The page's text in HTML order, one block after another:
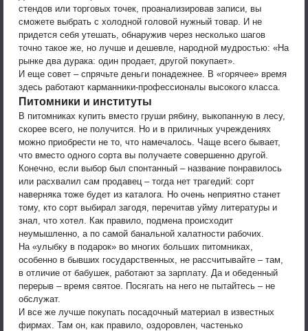
стендов или торговых точек, проанализировав записи, вы
сможете выбрать с холодной головой нужный товар. И не
придется себя утешать, обнаружив через несколько шагов
точно такое же, но лучше и дешевле, народной мудростью: «На
рынке два дурака: один продает, другой покупает».
И еще совет – спрячьте деньги понадежнее. В «горячее» время
здесь работают карманники-профессионалы высокого класса.
Питомники и институты
В питомниках купить вместо груши рябину, выкопанную в лесу,
скорее всего, не получится. Но и в приличных учреждениях
можно приобрести не то, что намечалось. Чаще всего бывает,
что вместо одного сорта вы получаете совершенно другой.
Конечно, если выбор был спонтанный – название понравилось
или расхвалил сам продавец – тогда нет трагедий: сорт
наверняка тоже будет из каталога. Но очень неприятно станет
тому, кто сорт выбирал загодя, перечитав уйму литературы и
знал, что хотел. Как правило, подмена происходит
неумышленно, а по самой банальной халатности рабочих.
На «улыбку в подарок» во многих больших питомниках,
особенно в бывших государственных, не рассчитывайте – там,
в отличие от бабушек, работают за зарплату. Да и обеденный
перерыв – время святое. Посягать на него не пытайтесь – не
обслужат.
И все же лучше покупать посадочный материал в известных
фирмах. Там он, как правило, оздоровлен, частенько